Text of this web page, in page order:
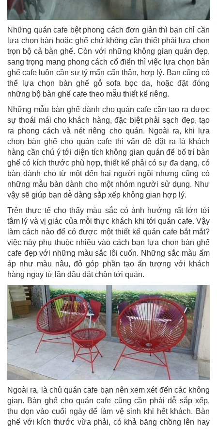
Những quán cafe bệt phong cách đơn giản thì bạn chỉ cần
lựa chọn bàn hoặc ghế chứ không cần thiết phải lựa chọn
trọn bộ cả bàn ghế. Còn với những không gian quán đẹp,
sang trọng mang phong cách cổ điển thì việc lựa chọn bàn
ghế cafe luôn cần sự tỷ mẩn cẩn thận, hợp lý. Bạn cũng có
thể lựa chọn bàn ghế gỗ sofa bọc da, hoặc đặt đóng
những bộ bàn ghế cafe theo mẫu thiết kế riêng.
Những mẫu bàn ghế dành cho quán cafe cần tạo ra được
sự thoái mái cho khách hàng, đặc biệt phải sạch đẹp, tạo
ra phong cách và nét riêng cho quán. Ngoài ra, khi lựa
chọn bàn ghế cho quán cafe thì vấn đề đặt ra là khách
hàng cần chú ý tới diện tích không gian quán để bố trí bàn
ghế có kích thước phù hợp, thiết kế phải có sự đa dạng, có
bàn dành cho từ một đến hai người ngồi nhưng cũng có
những mẫu bàn dành cho một nhóm người sử dụng. Như
vậy sẽ giúp bạn dễ dàng sắp xếp không gian hợp lý.
Trên thực tế cho thấy màu sắc có ảnh hưởng rất lớn tới
tâm lý và vị giác của mỗi thực khách khi tới quán cafe. Vậy
làm cách nào để có được một thiết kế quán cafe bắt mắt?
việc này phụ thuộc nhiều vào cách bạn lựa chọn bàn ghế
cafe đẹp với những màu sắc lôi cuốn. Những sắc màu ấm
áp như màu nâu, đỏ góp phần tạo ấn tượng với khách
hàng ngay từ lần đầu đặt chân tới quán.
Ngoài ra, là chủ quán cafe bạn nên xem xét đến các không
gian. Bàn ghế cho quán cafe cũng cần phải dễ sắp xếp,
thu dọn vào cuối ngày để làm vệ sinh khi hết khách. Bàn
ghế với kích thước vừa phải, có khả băng chồng lên hay